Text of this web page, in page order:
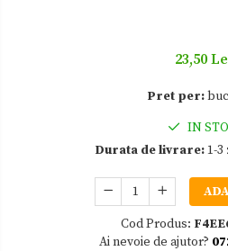
23,50
Pret per:
IN
Durata de livrare:1-3
Cod Produs:
Ai nevoie de ajutor?